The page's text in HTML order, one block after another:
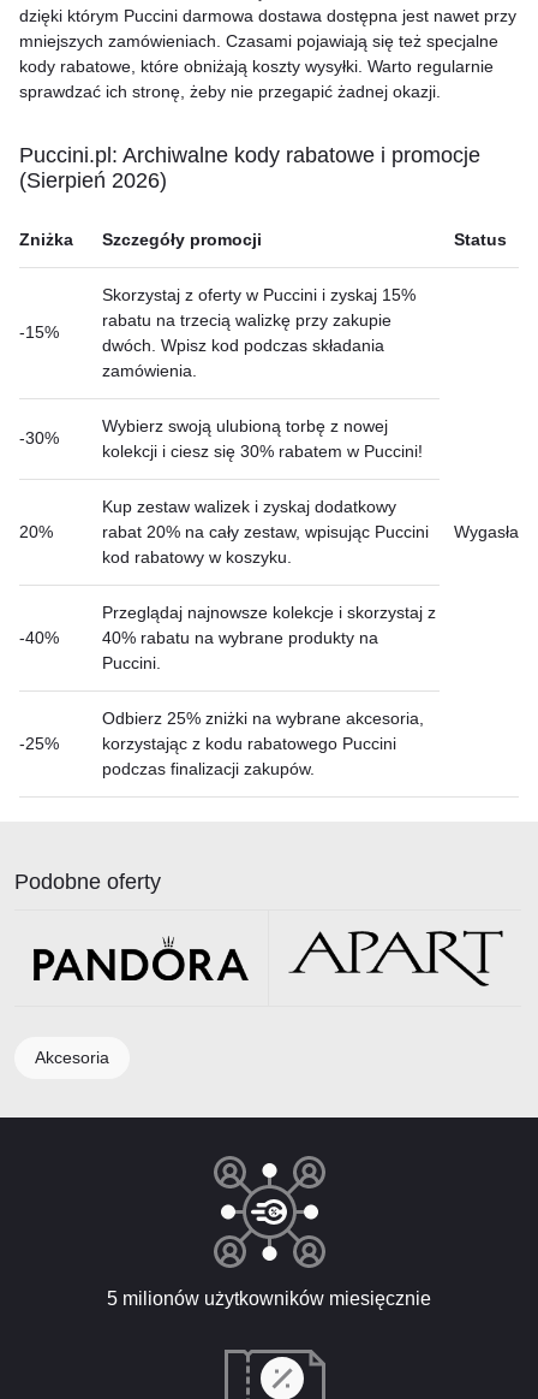
dzięki którym Puccini darmowa dostawa dostępna jest nawet przy
mniejszych zamówieniach. Czasami pojawiają się też specjalne
kody rabatowe, które obniżają koszty wysyłki. Warto regularnie
sprawdzać ich stronę, żeby nie przegapić żadnej okazji.
Puccini.pl: Archiwalne kody rabatowe i promocje
(Sierpień 2026)
Zniżka Szczegóły promocji Status
-15%
Skorzystaj z oferty w Puccini i zyskaj 15%
rabatu na trzecią walizkę przy zakupie
dwóch. Wpisz kod podczas składania
zamówienia.
Wygasła
-30%
Wybierz swoją ulubioną torbę z nowej
kolekcji i ciesz się 30% rabatem w Puccini!
20%
Kup zestaw walizek i zyskaj dodatkowy
rabat 20% na cały zestaw, wpisując Puccini
kod rabatowy w koszyku.
-40%
Przeglądaj najnowsze kolekcje i skorzystaj z
40% rabatu na wybrane produkty na
Puccini.
-25%
Odbierz 25% zniżki na wybrane akcesoria,
korzystając z kodu rabatowego Puccini
podczas finalizacji zakupów.
Podobne oferty
Akcesoria
5 milionów użytkowników miesięcznie